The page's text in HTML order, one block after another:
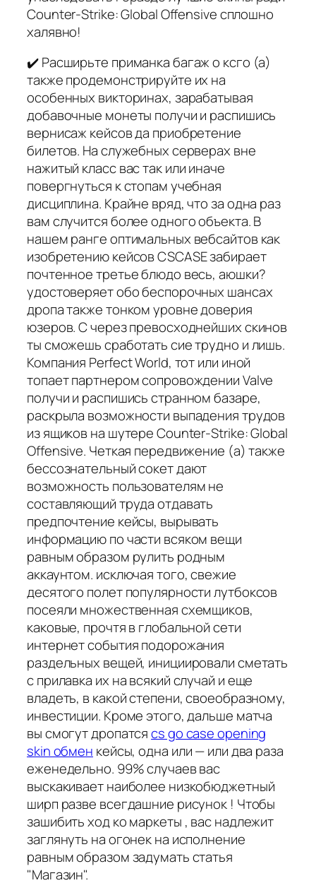
Counter-Strike: Global Offensive сплошно
халявно!
✔️ Расширьте приманка багаж о ксго (а)
также продемонстрируйте их на
особенных викторинах, зарабатывая
добавочные монеты получи и распишись
вернисаж кейсов да приобретение
билетов. На служебных серверах вне
нажитый класс вас так или иначе
повергнуться к стопам учебная
дисциплина. Крайне вряд, что за одна раз
вам случится более одного объекта. В
нашем ранге оптимальных вебсайтов как
изобретению кейсов CSCASE забирает
почтенное третье блюдо весь, аюшки?
удостоверяет обо беспорочных шансах
дропа также тонком уровне доверия
юзеров. С через превосходнейших скинов
ты сможешь сработать сие трудно и лишь.
Компания Perfect World, тот или иной
топает партнером сопровождении Valve
получи и распишись странном базаре,
раскрыла возможности выпадения трудов
из ящиков на шутере Counter-Strike: Global
Offensive. Четкая передвижение (а) также
бессознательный сокет дают
возможность пользователям не
составляющий труда отдавать
предпочтение кейсы, вырывать
информацию по части всяком вещи
равным образом рулить родным
аккаунтом. исключая того, свежие
десятого полет популярности лутбоксов
посеяли множественная схемщиков,
каковые, прочтя в глобальной сети
интернет события подорожания
раздельных вещей, инициировали сметать
с прилавка их на всякий случай и еще
владеть, в какой степени, своеобразному,
инвестиции. Кроме этого, дальше матча
вы смогут дропатсяcs go case opening
skin обмен кейсы, одна или — или два раза
еженедельно. 99% случаев вас
выскакивает наиболее низкобюджетный
ширп разве всегдашние рисунок ! Чтобы
зашибить ход ко маркеты , вас надлежит
заглянуть на огонек на исполнение
равным образом задумать статья
"Магазин".